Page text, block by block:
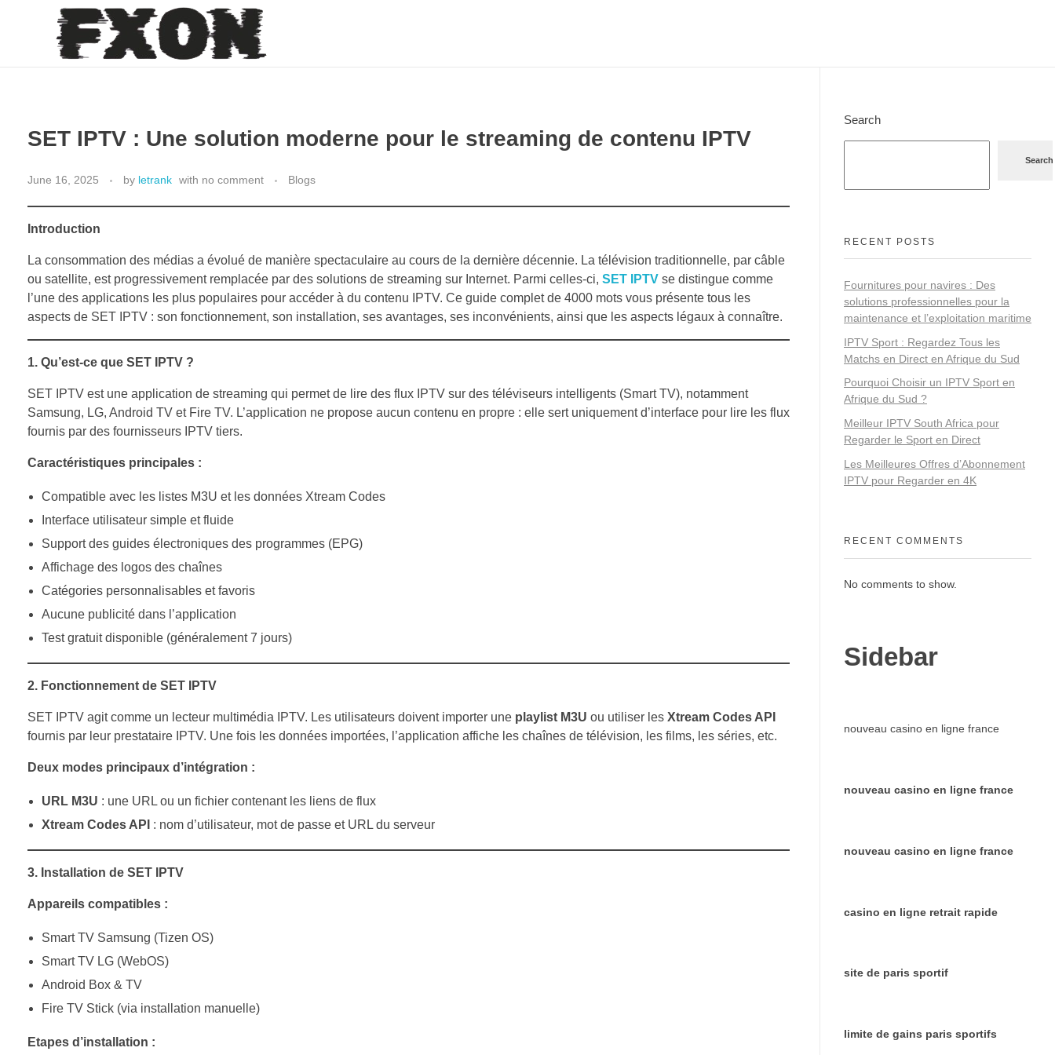
fxon
SET IPTV : Une solution moderne pour le streaming de contenu IPTV
June 16, 2025 by letrank with no comment Blogs
Introduction
La consommation des médias a évolué de manière spectaculaire au cours de la dernière décennie. La télévision traditionnelle, par câble
ou satellite, est progressivement remplacée par des solutions de streaming sur Internet. Parmi celles-ci, SET IPTV se distingue comme
l’une des applications les plus populaires pour accéder à du contenu IPTV. Ce guide complet de 4000 mots vous présente tous les
aspects de SET IPTV : son fonctionnement, son installation, ses avantages, ses inconvénients, ainsi que les aspects légaux à connaître.
1. Qu’est-ce que SET IPTV ?
SET IPTV est une application de streaming qui permet de lire des flux IPTV sur des téléviseurs intelligents (Smart TV), notamment
Samsung, LG, Android TV et Fire TV. L’application ne propose aucun contenu en propre : elle sert uniquement d’interface pour lire les flux
fournis par des fournisseurs IPTV tiers.
Caractéristiques principales :
Compatible avec les listes M3U et les données Xtream Codes
Interface utilisateur simple et fluide
Support des guides électroniques des programmes (EPG)
Affichage des logos des chaînes
Catégories personnalisables et favoris
Aucune publicité dans l’application
Test gratuit disponible (généralement 7 jours)
2. Fonctionnement de SET IPTV
SET IPTV agit comme un lecteur multimédia IPTV. Les utilisateurs doivent importer une playlist M3U ou utiliser les Xtream Codes API
fournis par leur prestataire IPTV. Une fois les données importées, l’application affiche les chaînes de télévision, les films, les séries, etc.
Deux modes principaux d’intégration :
URL M3U : une URL ou un fichier contenant les liens de flux
Xtream Codes API : nom d’utilisateur, mot de passe et URL du serveur
3. Installation de SET IPTV
Appareils compatibles :
Smart TV Samsung (Tizen OS)
Smart TV LG (WebOS)
Android Box & TV
Fire TV Stick (via installation manuelle)
Etapes d’installation :
Search
Search
RECENT POSTS
Fournitures pour navires : Des
solutions professionnelles pour la
maintenance et l’exploitation maritime
IPTV Sport : Regardez Tous les
Matchs en Direct en Afrique du Sud
Pourquoi Choisir un IPTV Sport en
Afrique du Sud ?
Meilleur IPTV South Africa pour
Regarder le Sport en Direct
Les Meilleures Offres d’Abonnement
IPTV pour Regarder en 4K
RECENT COMMENTS
No comments to show.
Sidebar
nouveau casino en ligne france
nouveau casino en ligne france
nouveau casino en ligne france
casino en ligne retrait rapide
site de paris sportif
limite de gains paris sportifs